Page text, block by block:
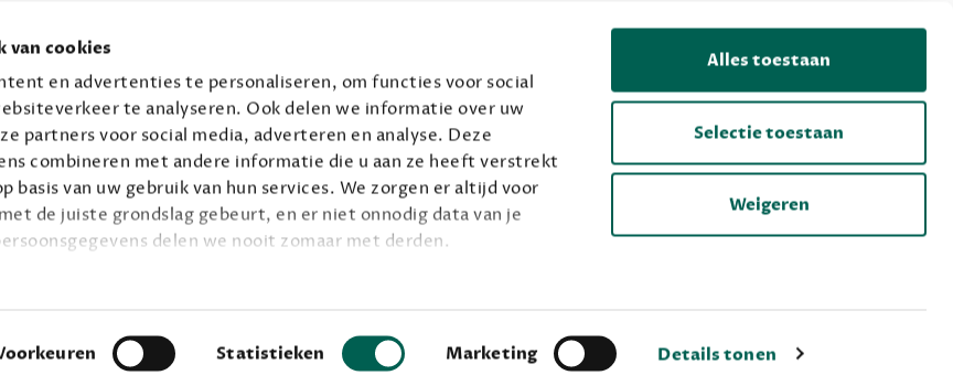
van cookies
en advertenties te personaliseren, om functies voor social
te analyseren. Ook delen we informatie over uw
partners voor social media, adverteren en analyse. Deze
combineren met andere informatie die u aan ze heeft verstrekt
basis van uw gebruik van hun services. We zorgen er altijd voor
de juiste grondslag gebeurt, en er niet onnodig data van je
delen we nooit zomaar met derden.
Statistieken Marketing Details tonen
Alles toestaan
Selectie toestaan
Weigeren
Privacy
Voorwaarden
© 2026 Connaisseur B.V.